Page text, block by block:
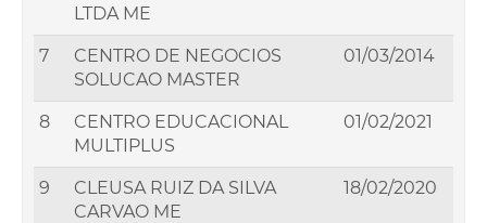
LTDA ME
7
CENTRO DE NEGOCIOS
SOLUCAO MASTER
01/03/2014
8
CENTRO EDUCACIONAL
MULTIPLUS
01/02/2021
9
CLEUSA RUIZ DA SILVA
CARVAO ME
18/02/2020